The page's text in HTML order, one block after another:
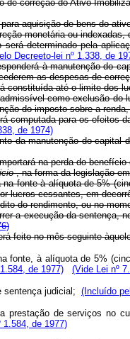
correção do Ativo
aquisição de bens do
monetária ou indexadas,
pela
Decreeto-lei nº 1.338, de
à manutenção do
as despesas de
até o limite dos
como exclusão
do imposto sobre a
para os efeitos
de 1974)
da manutenção do
na perda do
, na forma da legislação
fonte à alíquota de 5%
lucros cessantes, em
do rendimento, ou no
a execução da sentença,
no mês seguinte
fonte, à alíquota de 5%
de 1977) (Vide Lei nº
sentença judicial; (Incluído
prestação de serviços no
1.584, de 1977)